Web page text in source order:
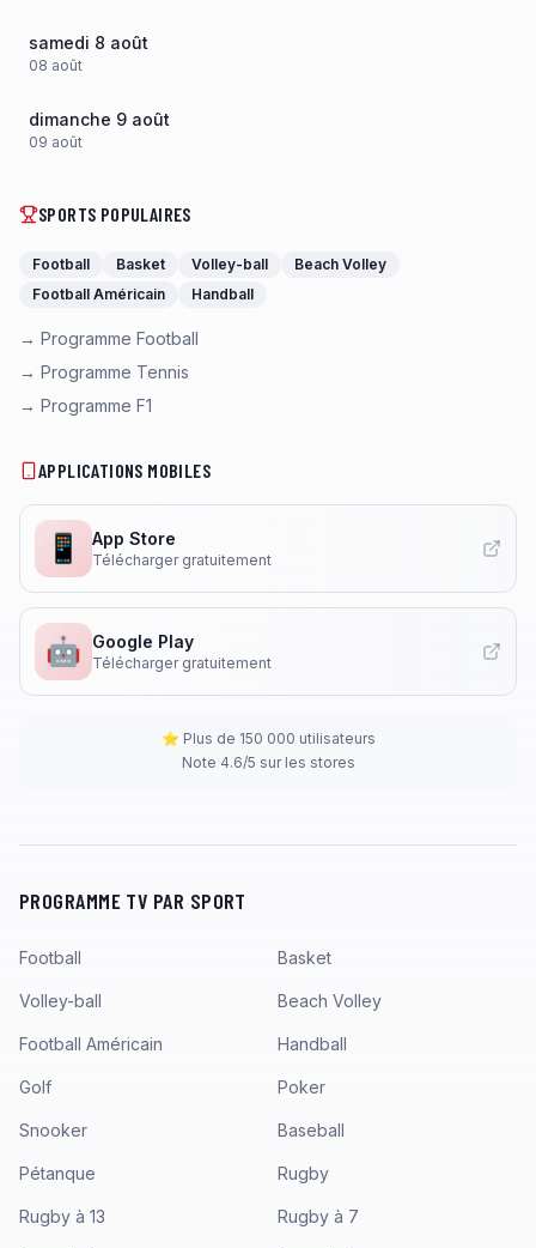
samedi 8 août
08 août
dimanche 9 août
09 août
SPORTS POPULAIRES
Football Basket Volley-ball
Beach Volley
Football Américain
Handball
→ Programme Football
→ Programme Tennis
→ Programme F1
APPLICATIONS MOBILES
📱 App Store
Télécharger gratuitement
🤖 Google Play
Télécharger gratuitement
⭐ Plus de 150 000 utilisateurs
Note 4.6/5 sur les stores
PROGRAMME TV PAR SPORT
Football Basket
Volley-ball Beach Volley
Football Américain Handball
Golf Poker
Snooker Baseball
Pétanque Rugby
Rugby à 13 Rugby à 7